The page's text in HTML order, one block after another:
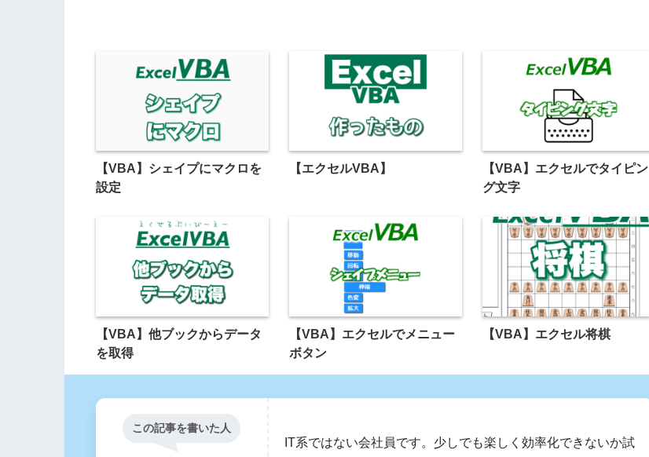
【VBA】シェイプにマクロを
設定
【エクセルVBA】
【VBA】エクセルでタイピン
グ文字
【VBA】他ブックからデータ
を取得
【VBA】エクセルでメニュー
ボタン
【VBA】エクセル将棋
この記事を書いた人
IT系ではない会社員です。少しでも楽しく効率化できないか試